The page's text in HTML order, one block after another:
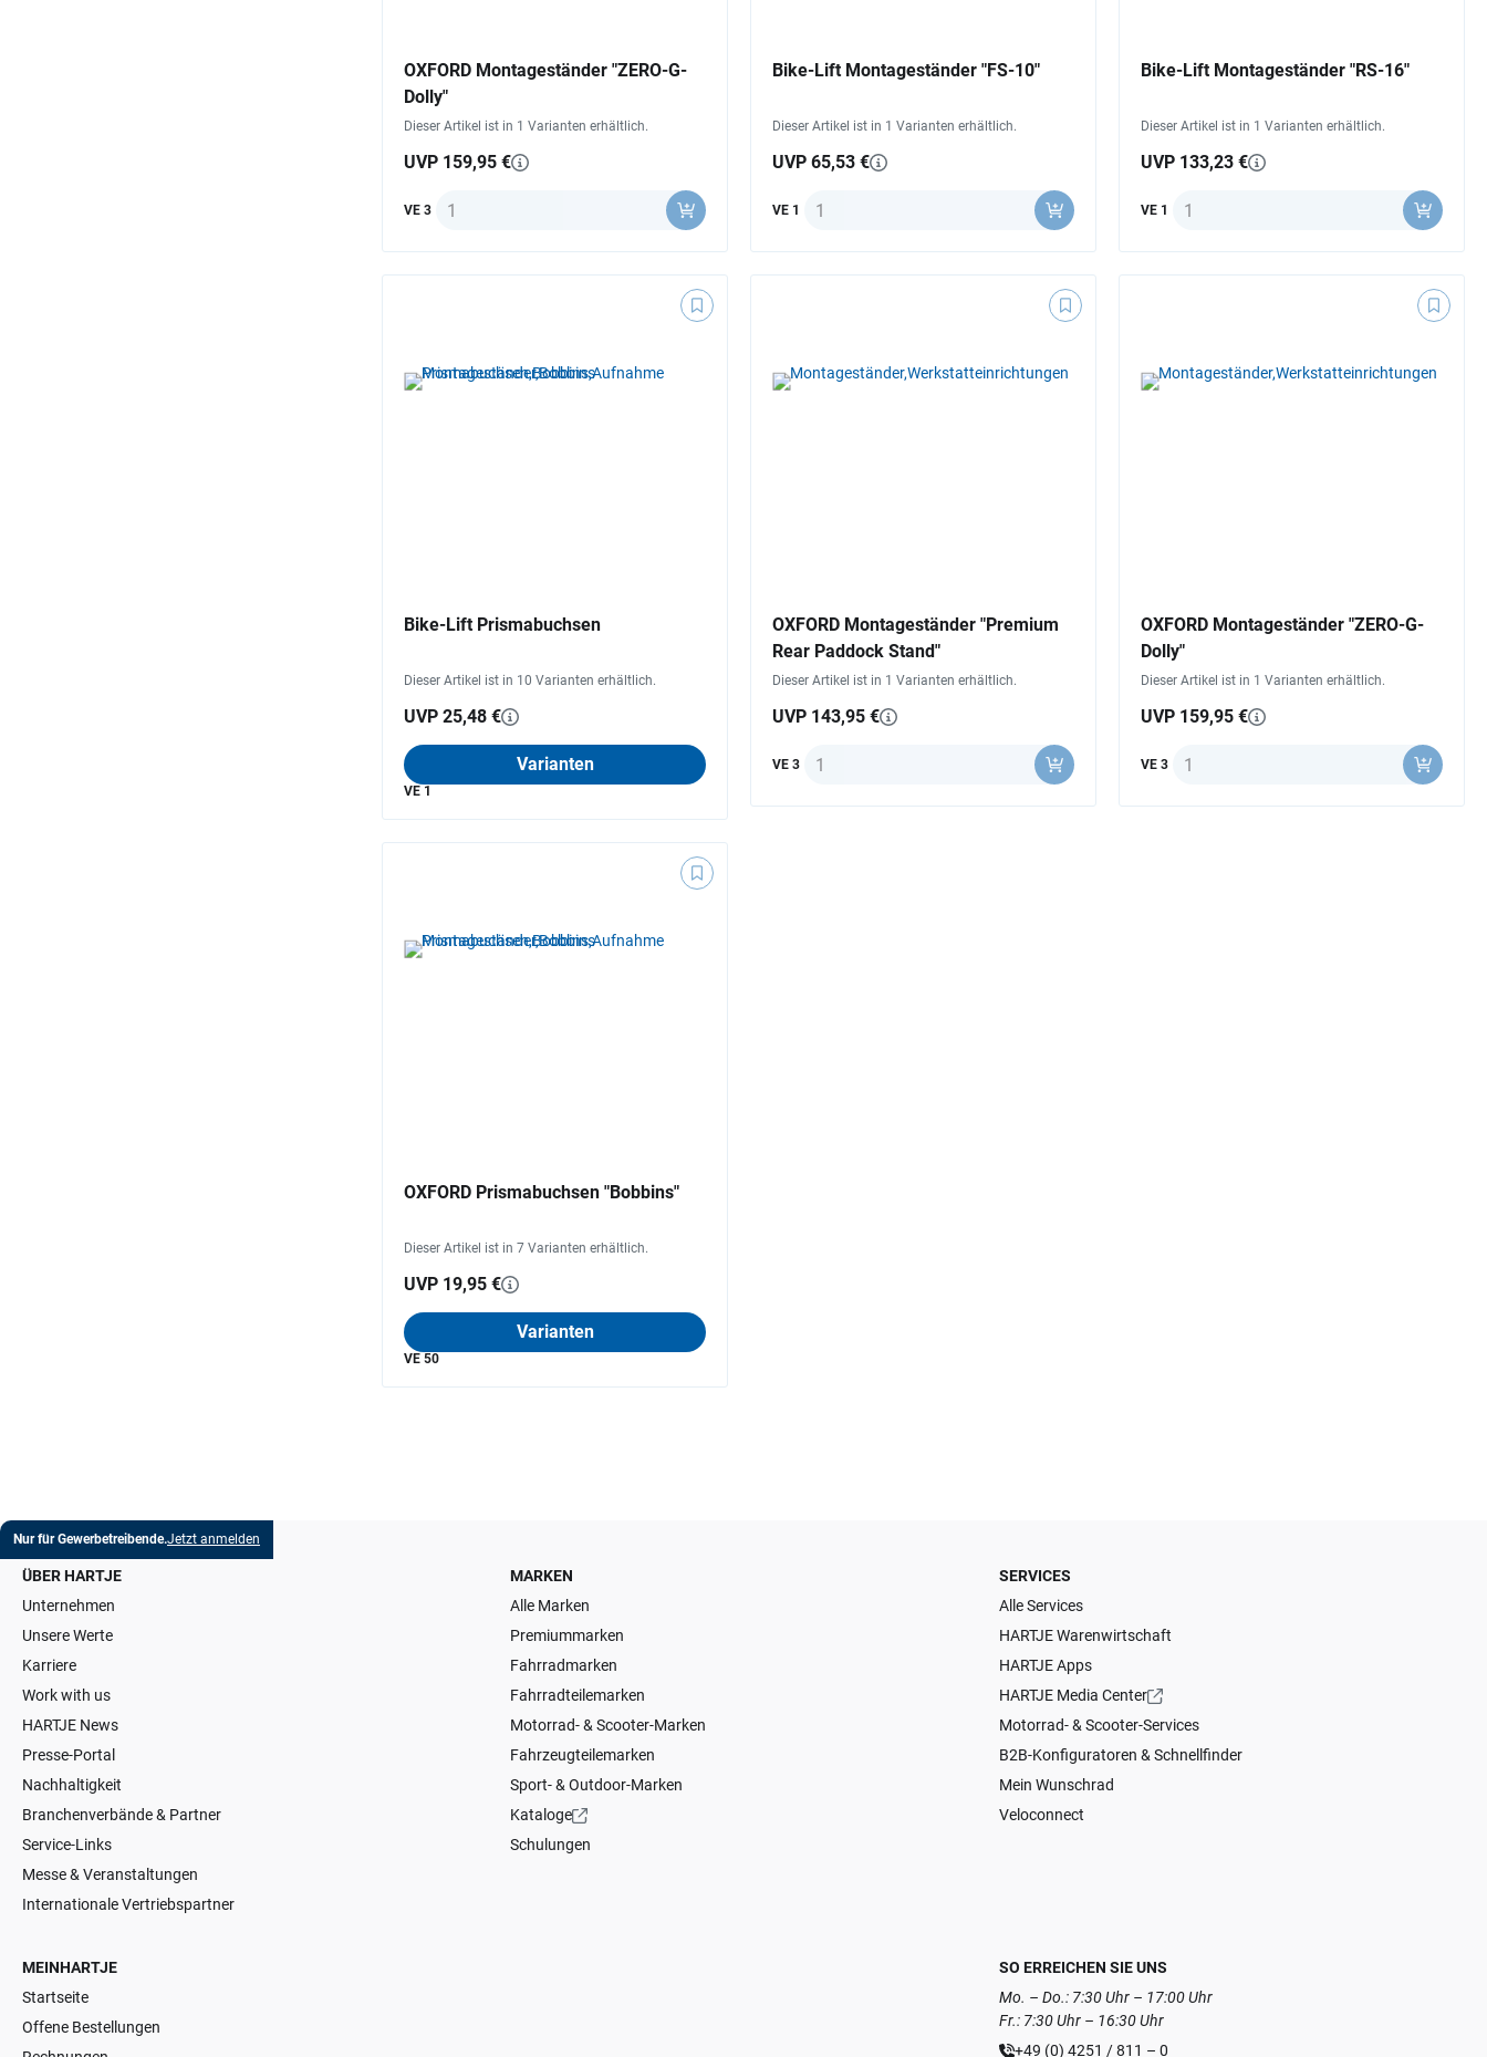
OXFORD Montageständer "ZERO-G-
Dolly"
Dieser Artikel ist in 1 Varianten erhältlich.
UVP 159,95 €
VE 3 Anzahl
Bike-Lift Montageständer "FS-10"
Dieser Artikel ist in 1 Varianten erhältlich.
UVP 65,53 €
VE 1 Anzahl
Bike-Lift Montageständer "RS-16"
Dieser Artikel ist in 1 Varianten erhältlich.
UVP 133,23 €
VE 1 Anzahl
Bike-Lift Prismabuchsen
Dieser Artikel ist in 10 Varianten erhältlich.
UVP 25,48 €
Varianten
VE 1
OXFORD Montageständer "Premium
Rear Paddock Stand"
Dieser Artikel ist in 1 Varianten erhältlich.
UVP 143,95 €
VE 3 Anzahl
OXFORD Montageständer "ZERO-G-
Dolly"
Dieser Artikel ist in 1 Varianten erhältlich.
UVP 159,95 €
VE 3 Anzahl
OXFORD Prismabuchsen "Bobbins"
Dieser Artikel ist in 7 Varianten erhältlich.
UVP 19,95 €
Varianten
VE 50
Nur für Gewerbetreibende.Jetzt anmelden
ÜBER HARTJE
Unternehmen
Unsere Werte
Karriere
Work with us
HARTJE News
Presse-Portal
Nachhaltigkeit
Branchenverbände & Partner
Service-Links
Messe & Veranstaltungen
Internationale Vertriebspartner
MARKEN
Alle Marken
Premiummarken
Fahrradmarken
Fahrradteilemarken
Motorrad- & Scooter-Marken
Fahrzeugteilemarken
Sport- & Outdoor-Marken
Kataloge
Schulungen
SERVICES
Alle Services
HARTJE Warenwirtschaft
HARTJE Apps
HARTJE Media Center
Motorrad- & Scooter-Services
B2B-Konfiguratoren & Schnellfinder
Mein Wunschrad
Veloconnect
MEINHARTJE
Startseite
Offene Bestellungen
SO ERREICHEN SIE UNS
Mo. – Do.: 7:30 Uhr – 17:00 Uhr
Fr.: 7:30 Uhr – 16:30 Uhr
+49 (0) 4251 / 811 – 0